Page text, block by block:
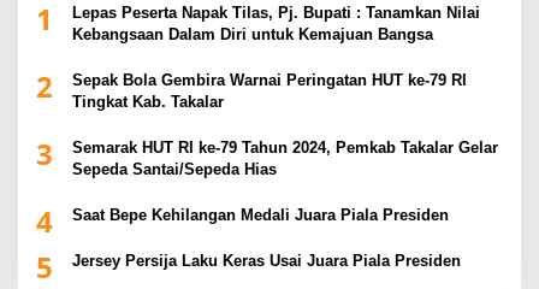
1
Lepas Peserta Napak Tilas, Pj. Bupati : Tanamkan Nilai
Kebangsaan Dalam Diri untuk Kemajuan Bangsa
2
Sepak Bola Gembira Warnai Peringatan HUT ke-79 RI
Tingkat Kab. Takalar
3
Semarak HUT RI ke-79 Tahun 2024, Pemkab Takalar Gelar
Sepeda Santai/Sepeda Hias
4 Saat Bepe Kehilangan Medali Juara Piala Presiden
5 Jersey Persija Laku Keras Usai Juara Piala Presiden